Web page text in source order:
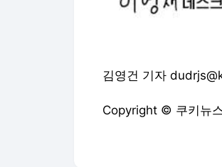
김영건 기자
Copyright © 쿠키뉴